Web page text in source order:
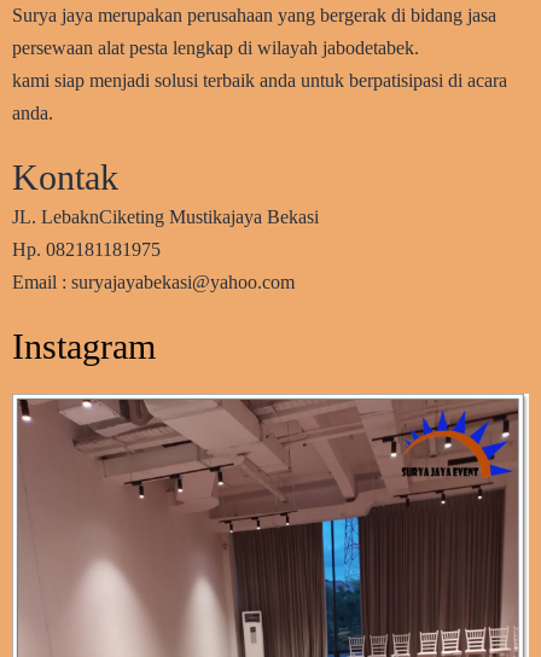
Surya jaya merupakan perusahaan yang bergerak di bidang jasa
persewaan alat pesta lengkap di wilayah jabodetabek.
kami siap menjadi solusi terbaik anda untuk berpatisipasi di acara
anda.
Kontak
JL. LebaknCiketing Mustikajaya Bekasi
Hp. 082181181975
Email : suryajayabekasi@yahoo.com
Instagram